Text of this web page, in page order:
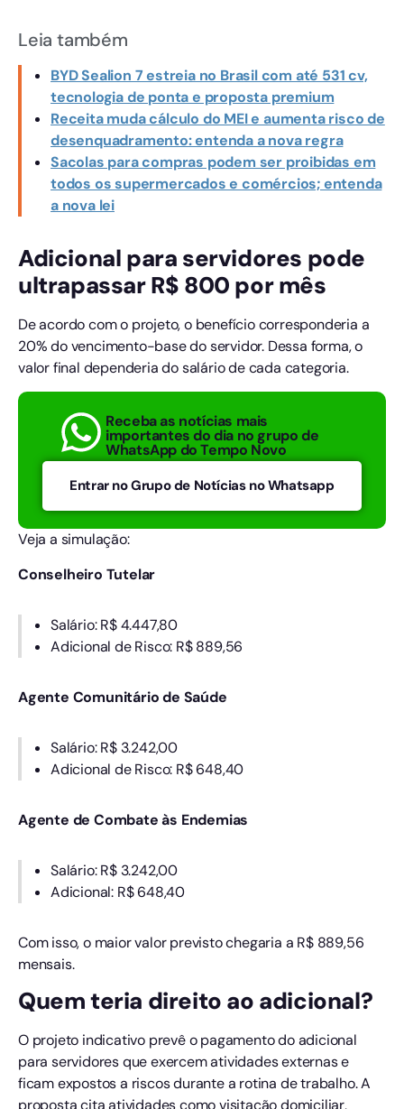
Leia também
BYD Sealion 7 estreia no Brasil com até 531 cv,
tecnologia de ponta e proposta premium
Receita muda cálculo do MEI e aumenta risco de
desenquadramento: entenda a nova regra
Sacolas para compras podem ser proibidas em
todos os supermercados e comércios; entenda
a nova lei
Adicional para servidores pode
ultrapassar R$ 800 por mês
De acordo com o projeto, o benefício corresponderia a
20% do vencimento-base do servidor. Dessa forma, o
valor final dependeria do salário de cada categoria.
Receba as notícias mais
importantes do dia no grupo de
WhatsApp do Tempo Novo
Entrar no Grupo de Notícias no Whatsapp
Veja a simulação:
Conselheiro Tutelar
Salário: R$ 4.447,80
Adicional de Risco: R$ 889,56
Agente Comunitário de Saúde
Salário: R$ 3.242,00
Adicional de Risco: R$ 648,40
Agente de Combate às Endemias
Salário: R$ 3.242,00
Adicional: R$ 648,40
Com isso, o maior valor previsto chegaria a R$ 889,56
mensais.
Quem teria direito ao adicional?
O projeto indicativo prevê o pagamento do adicional
para servidores que exercem atividades externas e
ficam expostos a riscos durante a rotina de trabalho. A
proposta cita atividades como visitação domiciliar,